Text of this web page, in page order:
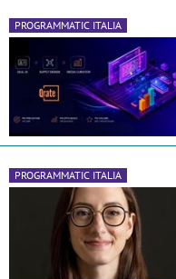
PROGRAMMATIC ITALIA
PROGRAMMATIC ITALIA